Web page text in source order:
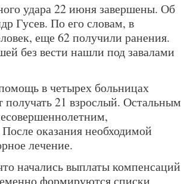
удара 22 июня завершены. Об
Гусев. По его словам, в
еще 62 получили ранения.
без вести нашли под завалами
в четырех больницах
21 взрослый. Остальным
оказания необходимой
лечение.
начались выплаты компенсаций
формируются списки